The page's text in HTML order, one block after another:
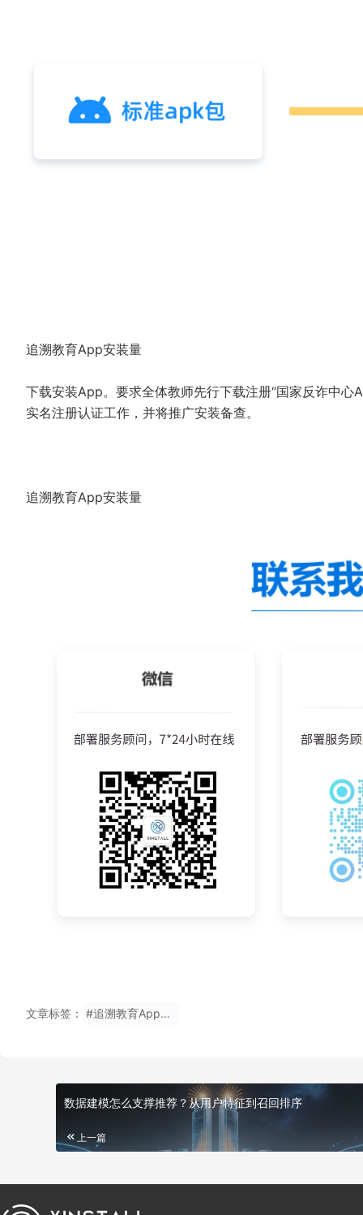
追溯教育App安装量
下载安装App。要求全体教师先行下载注册“国家反诈中
实名注册认证工作，并将推广安装备查。
追溯教育App安装量
文章标签： #追溯教育App安装量
数据建模怎么支撑推荐？从用户特征到召回排序
上一篇